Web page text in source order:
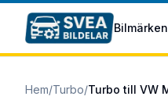
Hoppa till huvudinnehåll
Bilmärken
Hem/Turbo/